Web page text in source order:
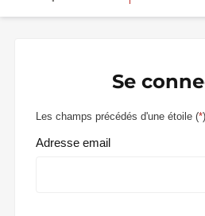
Se
Les champs précédés d'une étoile (*
Adresse email